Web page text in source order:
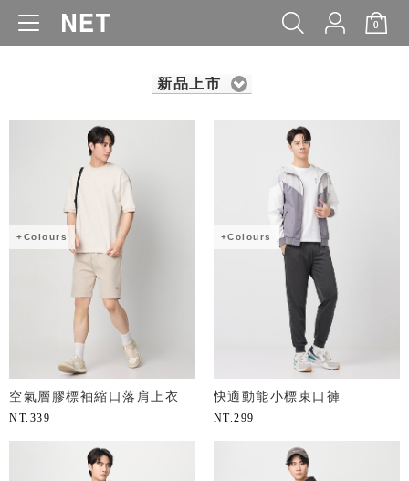
0
WOMEN MEN KIDS BABY
新品上市
+Colours
空氣層膠標袖縮口落肩上衣
NT. 339
+Colours
快適動能小標束口褲
NT.299